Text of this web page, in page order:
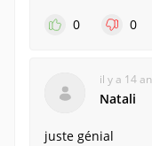
0
0
il y a 14
Natali
juste génial